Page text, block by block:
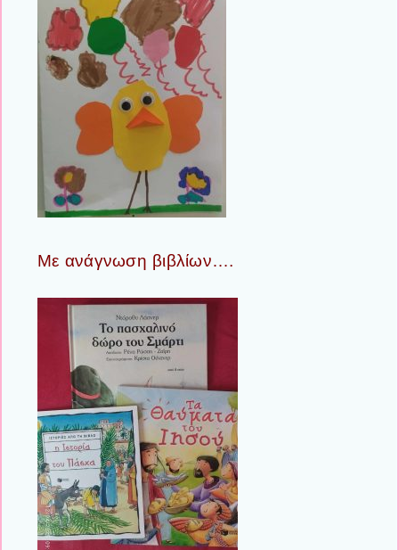
Με ανάγνωση βιβλίων….